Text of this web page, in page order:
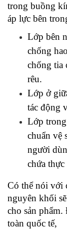
trong buồng
áp lực bên
Lớp bên
chống
chống tia
rêu.
Lớp ở
tác động
Lớp
chuẩn vệ
người
chứa
Có thể nói với
nguyên khối
cho sản
toàn quốc tế,